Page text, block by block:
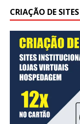
CRIAÇÃO DE SITES